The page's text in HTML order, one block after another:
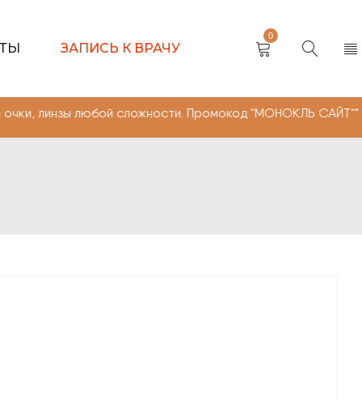
ЗАПИСЬ К ВРАЧУ
0
Промокод "МОНОКЛЬ